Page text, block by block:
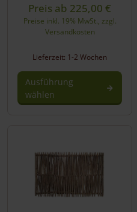
Preis ab 225,00 €
Preise inkl. 19% MwSt., zzgl.
Versandkosten
Lieferzeit: 1-2 Wochen
Ausführung
wählen
Varianten
Optionen